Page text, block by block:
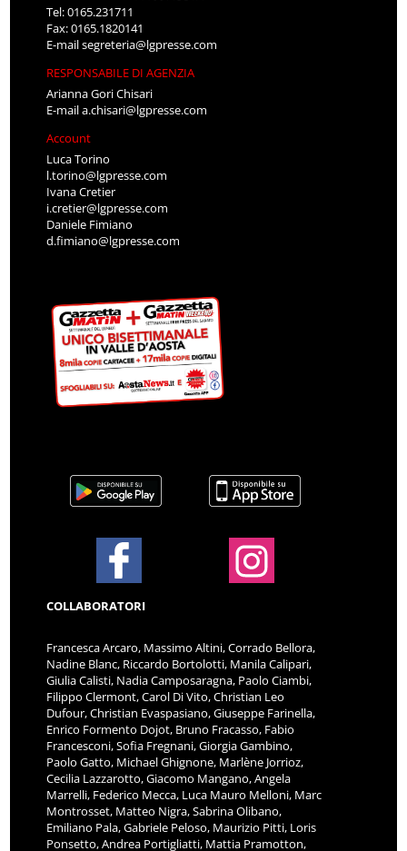
Tel: 0165.231711
Fax: 0165.1820141
E-mailsegreteria@lgpresse.com
RESPONSABILE DI AGENZIA
Arianna Gori Chisari
E-maila.chisari@lgpresse.com
Account
Luca Torino
l.torino@lgpresse.com
Ivana Cretier
i.cretier@lgpresse.com
Daniele Fimiano
d.fimiano@lgpresse.com
COLLABORATORI
Francesca Arcaro, Massimo Altini, Corrado Bellora,
Nadine Blanc, Riccardo Bortolotti, Manila Calipari,
Giulia Calisti, Nadia Camposaragna, Paolo Ciambi,
Filippo Clermont, Carol Di Vito, Christian Leo
Dufour, Christian Evaspasiano, Giuseppe Farinella,
Enrico Formento Dojot, Bruno Fracasso, Fabio
Francesconi, Sofia Fregnani, Giorgia Gambino,
Paolo Gatto, Michael Ghignone, Marlène Jorrioz,
Cecilia Lazzarotto, Giacomo Mangano, Angela
Marrelli, Federico Mecca, Luca Mauro Melloni, Marc
Montrosset, Matteo Nigra, Sabrina Olibano,
Emiliano Pala, Gabriele Peloso, Maurizio Pitti, Loris
Ponsetto, Andrea Portigliatti, Mattia Pramotton,